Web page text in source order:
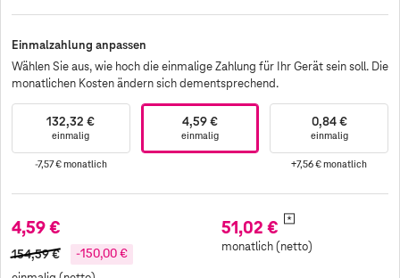
Einmalzahlung anpassen
Wählen Sie aus, wie hoch die einmalige Zahlung für Ihr Gerät sein soll. Die
monatlichen Kosten ändern sich dementsprechend.
132,32 €
einmalig
-7,57 €monatlich
4,59 €
einmalig
0,84 €
einmalig
+7,56 €monatlich
4,59 €
154,59 €
-150,00 €
51,02 € *
monatlich (netto)